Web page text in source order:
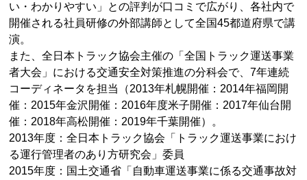
い・わかりやすい」との評判が口コミで広がり、各社内で
開催される社員研修の外部講師として全国45都道府県で講
演。
また、全日本トラック協会主催の「全国トラック運送事業
者大会」における交通安全対策推進の分科会で、7年連続
コーディネータを担当（2013年札幌開催：2014年福岡開
催：2015年金沢開催：2016年度米子開催：2017年仙台開
催：2018年高松開催：2019年千葉開催）。
2013年度：全日本トラック協会「トラック運送事業におけ
る運行管理者のあり方研究会」委員
2015年度：国土交通省「自動車運送事業に係る交通事故対